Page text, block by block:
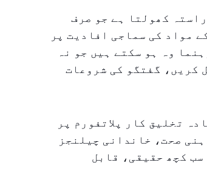
کھولتا ہے جو صرف
مواد کی سماجی افادیت پر
وہ ہو سکتے ہیں جو نہ
کریں، گفتگو کی شروعات
تخلیق کار پلاتفورم پر
صحت، خاندانی چیلنجز
کچھ حقیقی، قابل